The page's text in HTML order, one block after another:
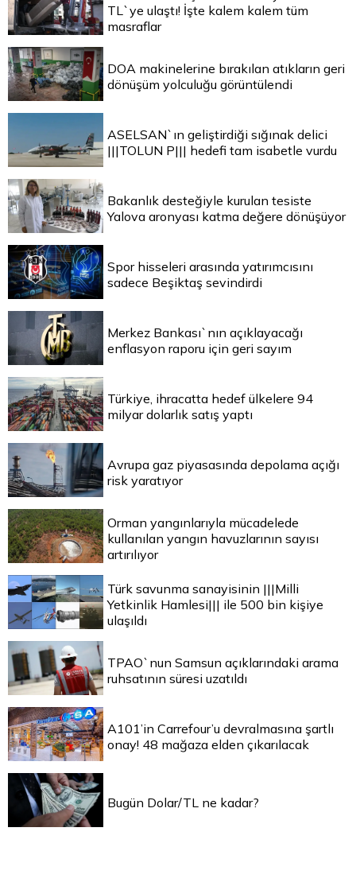
TL`ye ulaştı! İşte kalem kalem tüm
masraflar
DOA makinelerine bırakılan atıkların geri
dönüşüm yolculuğu görüntülendi
ASELSAN`ın geliştirdiği sığınak delici
|||TOLUN P||| hedefi tam isabetle vurdu
Bakanlık desteğiyle kurulan tesiste
Yalova aronyası katma değere dönüşüyor
Spor hisseleri arasında yatırımcısını
sadece Beşiktaş sevindirdi
Merkez Bankası`nın açıklayacağı
enflasyon raporu için geri sayım
Türkiye, ihracatta hedef ülkelere 94
milyar dolarlık satış yaptı
Avrupa gaz piyasasında depolama açığı
risk yaratıyor
Orman yangınlarıyla mücadelede
kullanılan yangın havuzlarının sayısı
artırılıyor
Türk savunma sanayisinin |||Milli
Yetkinlik Hamlesi||| ile 500 bin kişiye
ulaşıldı
TPAO`nun Samsun açıklarındaki arama
ruhsatının süresi uzatıldı
A101’in Carrefour’u devralmasına şartlı
onay! 48 mağaza elden çıkarılacak
Bugün Dolar/TL ne kadar?